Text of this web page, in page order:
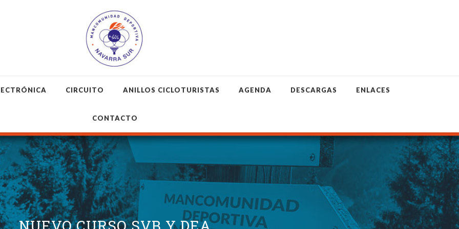
CIRCUITO ANILLOS CICLOTURISTAS AGENDA DESCARGAS ENLACES
CONTACTO